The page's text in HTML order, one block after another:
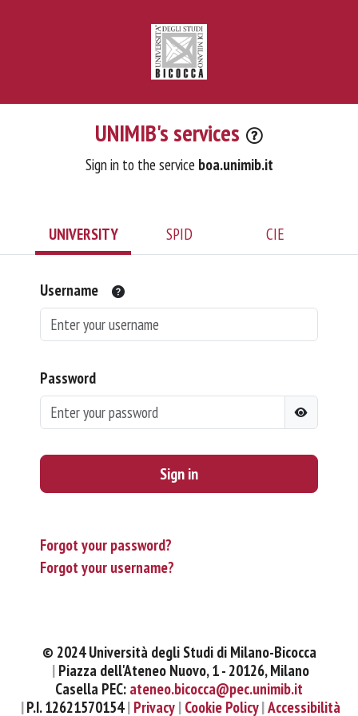
UNIMIB's services
Sign in to the service boa.unimib.it
UNIVERSITY SPID CIE
Username
Password
Sign in
Forgot your password?
Forgot your username?
© 2024 Università degli Studi di Milano-Bicocca
Piazza dell'Ateneo Nuovo, 1 - 20126, Milano
Casella PEC: ateneo.bicocca@pec.unimib.it
P.I. 12621570154 Privacy Cookie Policy Accessibilità